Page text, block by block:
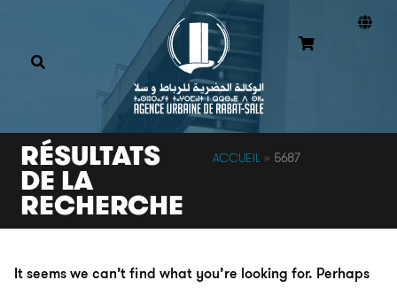
RÉSULTATS
DE LA
RECHERCHE
ACCUEIL » 5687
It seems we can’t find what you’re looking for. Perhaps